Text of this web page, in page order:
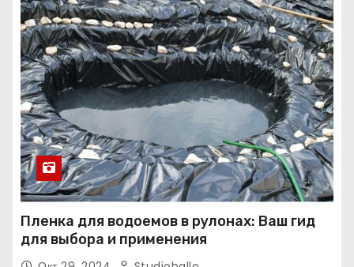
Пленка для водоемов в рулонах: Ваш гид
для выбора и применения